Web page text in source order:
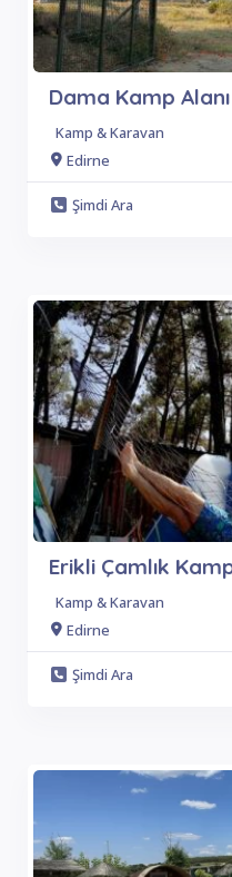
Dama Kamp Alanı
Kamp & Karavan
Edirne
Şimdi Ara
Erikli Çamlık
Kamp & Karavan
Edirne
Şimdi Ara